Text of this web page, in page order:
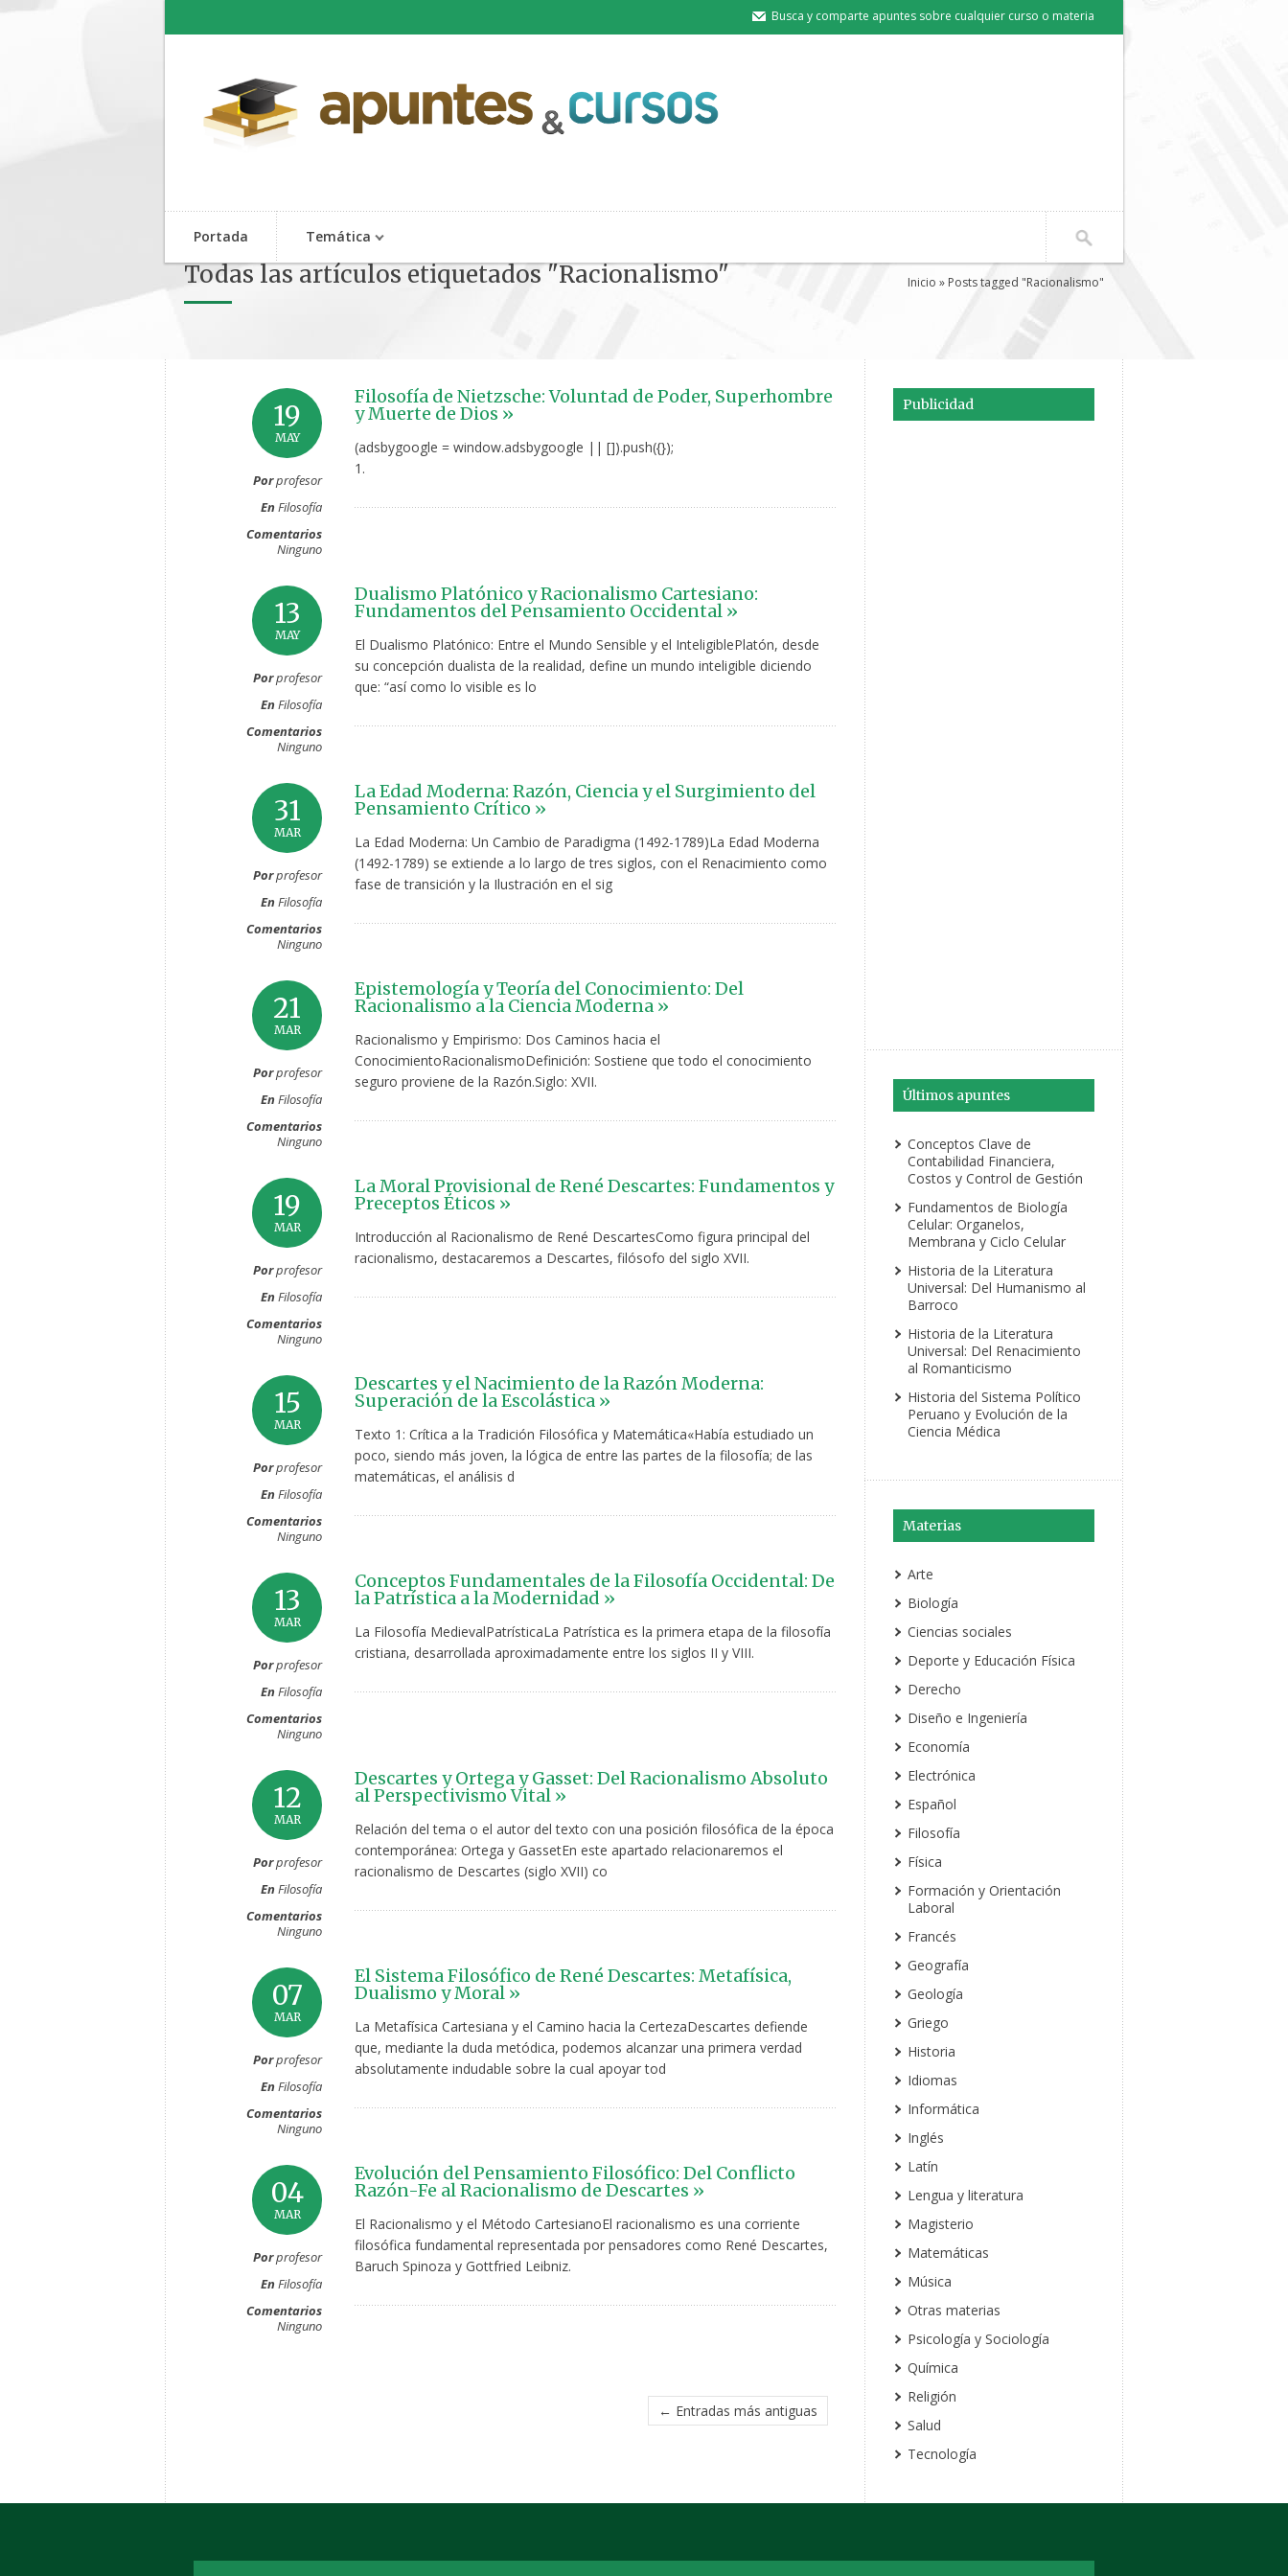
Busca y comparte apuntes sobre cualquier curso o materia
Portada Temática
Todas las artículos etiquetados "Racionalismo" Inicio » Posts tagged "Racionalismo"
19
MAY
Porprofesor
EnFilosofía
Comentarios
Ninguno
Filosofía de Nietzsche: Voluntad de Poder, Superhombre
y Muerte de Dios »
(adsbygoogle = window.adsbygoogle || []).push({});
1.
13
MAY
Porprofesor
EnFilosofía
Comentarios
Ninguno
Dualismo Platónico y Racionalismo Cartesiano:
Fundamentos del Pensamiento Occidental »
El Dualismo Platónico: Entre el Mundo Sensible y el InteligiblePlatón, desde
su concepción dualista de la realidad, define un mundo inteligible diciendo
que: “así como lo visible es lo
31
MAR
Porprofesor
EnFilosofía
Comentarios
Ninguno
La Edad Moderna: Razón, Ciencia y el Surgimiento del
Pensamiento Crítico »
La Edad Moderna: Un Cambio de Paradigma (1492-1789)La Edad Moderna
(1492-1789) se extiende a lo largo de tres siglos, con el Renacimiento como
fase de transición y la Ilustración en el sig
21
MAR
Porprofesor
EnFilosofía
Comentarios
Ninguno
Epistemología y Teoría del Conocimiento: Del
Racionalismo a la Ciencia Moderna »
Racionalismo y Empirismo: Dos Caminos hacia el
ConocimientoRacionalismoDefinición: Sostiene que todo el conocimiento
seguro proviene de la Razón.Siglo: XVII.
19
MAR
Porprofesor
EnFilosofía
Comentarios
Ninguno
La Moral Provisional de René Descartes: Fundamentos y
Preceptos Éticos »
Introducción al Racionalismo de René DescartesComo figura principal del
racionalismo, destacaremos a Descartes, filósofo del siglo XVII.
15
MAR
Porprofesor
EnFilosofía
Comentarios
Ninguno
Descartes y el Nacimiento de la Razón Moderna:
Superación de la Escolástica »
Texto 1: Crítica a la Tradición Filosófica y Matemática«Había estudiado un
poco, siendo más joven, la lógica de entre las partes de la filosofía; de las
matemáticas, el análisis d
13
MAR
Porprofesor
EnFilosofía
Comentarios
Ninguno
Conceptos Fundamentales de la Filosofía Occidental: De
la Patrística a la Modernidad »
La Filosofía MedievalPatrísticaLa Patrística es la primera etapa de la filosofía
cristiana, desarrollada aproximadamente entre los siglos II y VIII.
12
MAR
Porprofesor
EnFilosofía
Comentarios
Ninguno
Descartes y Ortega y Gasset: Del Racionalismo Absoluto
al Perspectivismo Vital »
Relación del tema o el autor del texto con una posición filosófica de la época
contemporánea: Ortega y GassetEn este apartado relacionaremos el
racionalismo de Descartes (siglo XVII) co
07
MAR
Porprofesor
EnFilosofía
Comentarios
Ninguno
El Sistema Filosófico de René Descartes: Metafísica,
Dualismo y Moral »
La Metafísica Cartesiana y el Camino hacia la CertezaDescartes defiende
que, mediante la duda metódica, podemos alcanzar una primera verdad
absolutamente indudable sobre la cual apoyar tod
04
MAR
Porprofesor
EnFilosofía
Comentarios
Ninguno
Evolución del Pensamiento Filosófico: Del Conflicto
Razón-Fe al Racionalismo de Descartes »
El Racionalismo y el Método CartesianoEl racionalismo es una corriente
filosófica fundamental representada por pensadores como René Descartes,
Baruch Spinoza y Gottfried Leibniz.
← Entradas más antiguas
Publicidad
Últimos apuntes
Conceptos Clave de
Contabilidad Financiera,
Costos y Control de Gestión
Fundamentos de Biología
Celular: Organelos,
Membrana y Ciclo Celular
Historia de la Literatura
Universal: Del Humanismo al
Barroco
Historia de la Literatura
Universal: Del Renacimiento
al Romanticismo
Historia del Sistema Político
Peruano y Evolución de la
Ciencia Médica
Materias
Arte
Biología
Ciencias sociales
Deporte y Educación Física
Derecho
Diseño e Ingeniería
Economía
Electrónica
Español
Filosofía
Física
Formación y Orientación
Laboral
Francés
Geografía
Geología
Griego
Historia
Idiomas
Informática
Inglés
Latín
Lengua y literatura
Magisterio
Matemáticas
Música
Otras materias
Psicología y Sociología
Química
Religión
Salud
Tecnología